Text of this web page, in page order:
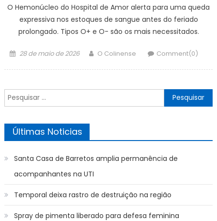
O Hemonúcleo do Hospital de Amor alerta para uma queda
expressiva nos estoques de sangue antes do feriado
prolongado. Tipos O+ e O- são os mais necessitados.
Posted
28 de maio de 2026 Author
O Colinense Comment(0)
Pesquisar
por:
Últimas Noticias
Santa Casa de Barretos amplia permanência de
acompanhantes na UTI
Temporal deixa rastro de destruição na região
Spray de pimenta liberado para defesa feminina